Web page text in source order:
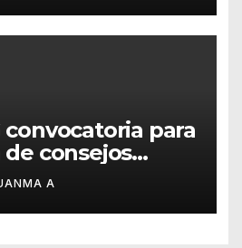
convocatoria para
consejos
A